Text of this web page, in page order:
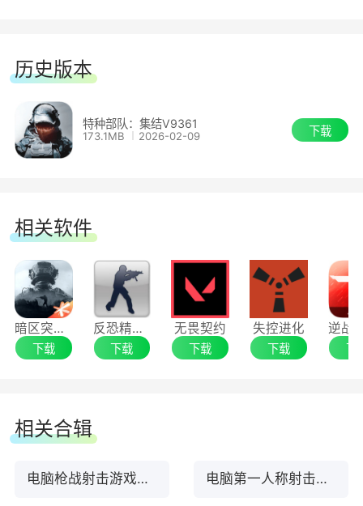
历史版本
特种部队：集结V9361
173.1MB 2026-02-09 下载
相关软件
暗区突围：无限
下载
反恐精英CS1.6
下载
无畏契约
下载
失控进化
下载 下
相关合辑
电脑枪战射击游戏排行榜TOP10 电脑第一人称射击游戏推荐